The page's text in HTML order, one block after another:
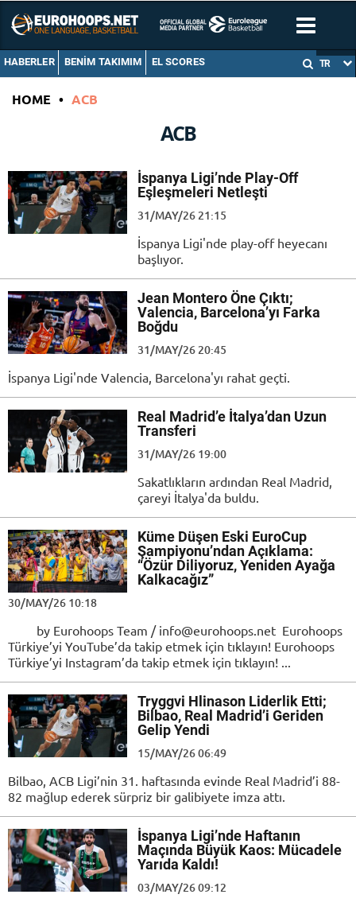
HABERLER BENIM TAKIMIM EL SCORES TR
HOME • ACB
ACB
İspanya Ligi’nde Play-Off
Eşleşmeleri Netleşti
31/MAY/26 21:15
İspanya Ligi'nde play-off heyecanı
başlıyor.
Jean Montero Öne Çıktı;
Valencia, Barcelona’yı Farka
Boğdu
31/MAY/26 20:45
İspanya Ligi'nde Valencia, Barcelona'yı rahat geçti.
Real Madrid’e İtalya’dan Uzun
Transferi
31/MAY/26 19:00
Sakatlıkların ardından Real Madrid,
çareyi İtalya'da buldu.
Küme Düşen Eski EuroCup
Şampiyonu’ndan Açıklama:
“Özür Diliyoruz, Yeniden Ayağa
Kalkacağız”
30/MAY/26 10:18
by Eurohoops Team / info@eurohoops.net Eurohoops
Türkiye’yi YouTube’da takip etmek için tıklayın! Eurohoops
Türkiye’yi Instagram’da takip etmek için tıklayın! ...
Tryggvi Hlinason Liderlik Etti;
Bilbao, Real Madrid’i Geriden
Gelip Yendi
15/MAY/26 06:49
Bilbao, ACB Ligi’nin 31. haftasında evinde Real Madrid’i 88-
82 mağlup ederek sürpriz bir galibiyete imza attı.
İspanya Ligi’nde Haftanın
Maçında Büyük Kaos: Mücadele
Yarıda Kaldı!
03/MAY/26 09:12